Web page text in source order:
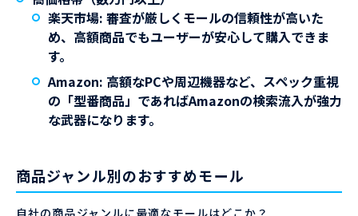
楽天市場: 審査が厳しくモールの信頼性が高いた
め、高額商品でもユーザーが安心して購入できま
す。
Amazon: 高額なPCや周辺機器など、スペック重視
の「型番商品」であればAmazonの検索流入が強力
な武器になります。
商品ジャンル別のおすすめモール